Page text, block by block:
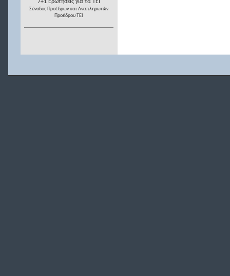
7+1 Ερωτήσεις για τα ΤΕΙ
Σύνοδος Προέδρων και Αναπληρωτών
Προέδρου ΤΕΙ